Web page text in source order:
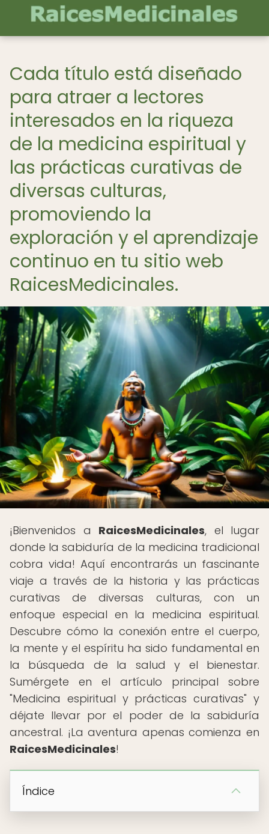
Cada título está diseñado
para atraer a lectores
interesados en la riqueza
de la medicina espiritual y
las prácticas curativas de
diversas culturas,
promoviendo la
exploración y el aprendizaje
continuo en tu sitio web
RaicesMedicinales.
¡Bienvenidos a RaicesMedicinales, el lugar
donde la sabiduría de la medicina tradicional
cobra vida! Aquí encontrarás un fascinante
viaje a través de la historia y las prácticas
curativas de diversas culturas, con un
enfoque especial en la medicina espiritual.
Descubre cómo la conexión entre el cuerpo,
la mente y el espíritu ha sido fundamental en
la búsqueda de la salud y el bienestar.
Sumérgete en el artículo principal sobre
"Medicina espiritual y prácticas curativas" y
déjate llevar por el poder de la sabiduría
ancestral. ¡La aventura apenas comienza en
RaicesMedicinales!
Índice